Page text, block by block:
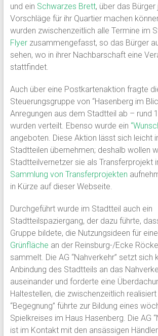
und ein Schwarzes Brett, über das
Vorschläge für ihr Quartier machen
wurden zwischenzeitlich alle Termine im
Flyerzusammengefasst, so das Bürger
sehen, wo in ihrer Nachbarschaft eine
stattfindet.
Auch über eine Postkartenaktion fragte
Steuerungsgruppe von “Hasenberg im
Anregungen aus dem Stadtteil ab – rund
wurden verteilt. Ebenso wurde ein
angeboten. Diese Aktion lässt sich leicht
Stadtteilen übernehmen; deshalb wollen
Stadtteilvernetzer sie als Transferprojekt
Sammlung von Transferprojekten
in Kürze auf dieser Webseite.
Durchgeführt wurde im Stadtteil auch ein
Stadtteilspaziergang, der dazu führte,
Gruppe bildete, die Nutzungsideen für eine
Grünfläche an der Reinsburg-/Ecke
sammelt. Die AG “Nahverkehr” setzt sich
Anbindung des Stadtteils an das
auseinander und forderte eine
Haltestellen, die zwischenzeitlich realisiert
“Begegnung” führte zur Bildung eines
Spielkreises im Haus Hasenberg. Die AG
ist im Kontakt mit den ansässigen